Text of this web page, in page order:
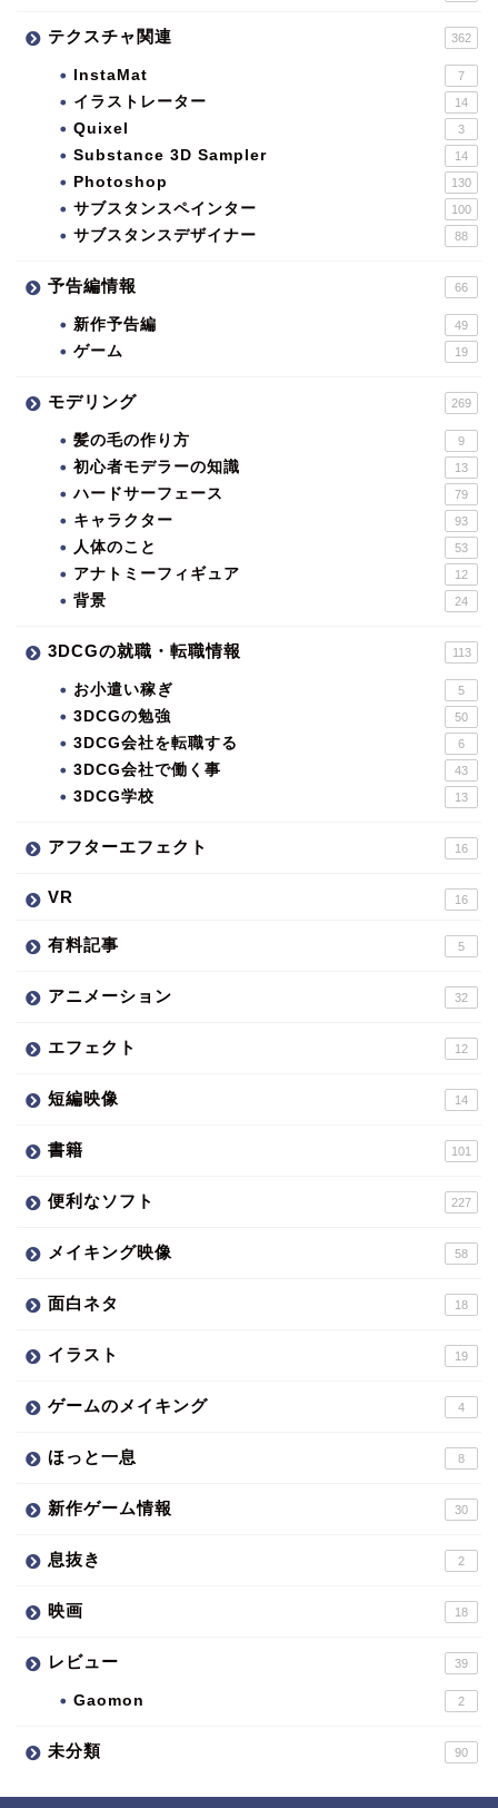
テクスチャ関連 362
InstaMat 7
イラストレーター 14
Quixel 3
Substance 3D Sampler 14
Photoshop 130
サブスタンスペインター 100
サブスタンスデザイナー 88
予告編情報 66
新作予告編 49
ゲーム 19
モデリング 269
髪の毛の作り方 9
初心者モデラーの知識 13
ハードサーフェース 79
キャラクター 93
人体のこと 53
アナトミーフィギュア 12
背景 24
3DCGの就職・転職情報 113
お小遣い稼ぎ 5
3DCGの勉強 50
3DCG会社を転職する 6
3DCG会社で働く事 43
3DCG学校 13
アフターエフェクト 16
VR 16
有料記事 5
アニメーション 32
エフェクト 12
短編映像 14
書籍 101
便利なソフト 227
メイキング映像 58
面白ネタ 18
イラスト 19
ゲームのメイキング 4
ほっと一息 8
新作ゲーム情報 30
息抜き 2
映画 18
レビュー 39
Gaomon 2
未分類 90